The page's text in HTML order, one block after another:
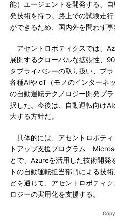
能）エージェントを開発する、
発技術を持つ。路上での試験走
ができるため、国内外を問わず事
アセントロボティクスでは、
展開するグローバルな拡張性、
タプライバシーの取り扱い、プ
各種AIやIoT（モノのインターネ
の自動運転テクノロジー開発プ
択した。今後は、自動運転向け
大する方針だ。
具体的には、アセントロボテ
トアップ支援プログラム「
とで、Azureを活用した技術開発
トの自動運転担当部門による技
どを通じて、アセントロボティ
ロジーの実用化を支援する。